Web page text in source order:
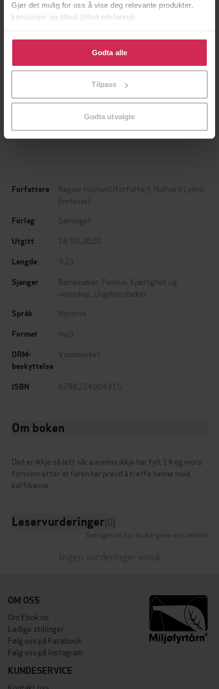
Gjør det mulig for oss å vise deg relevante produkter,
kampanjer og tilbud (Markedsføring)
Klikk på «Godta alle» for å gi oss ditt samtykke til å
bruke cookies for alle disse formålene. Du kan også
tilpasse ditt samtykke til spesifikke formål ved å klikke
Godta alle
Tilpass
Godta utvalgte
199,-
349,-
Forfattere Ragnar Hovland (forfatter), Hallvard Lydvo
(innleser)
Forlag Samlaget
Utgitt 18.09.2020
Lengde 3:21
Sjanger Barnebøker Familie Kjærlighet og
vennskap Ungdomsbøker
Språk Nynorsk
Format mp3
DRM-
beskyttelse
Vannmerket
ISBN 9788234004315
Om boken
Det er ikkje så lett når ein enno ikkje har fylt 14 og mora
forsvinn etter at faren har prøvd å treffe henne med
Leservurderinger(0)
Betingelser for brukergenerert innhold
Ingen vurderinger ennå
OM OSS
Om Ebok.no
Ledige stillinger
Følg oss på Facebook
Følg oss på Instagram
KUNDESERVICE